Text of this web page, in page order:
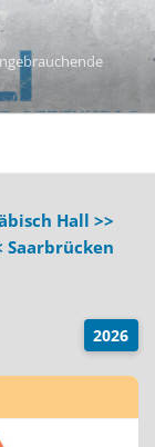
Hall >>
Saarbrücken
2026